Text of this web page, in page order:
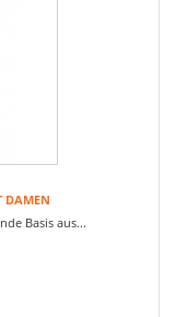
DAMEN
Basis aus...